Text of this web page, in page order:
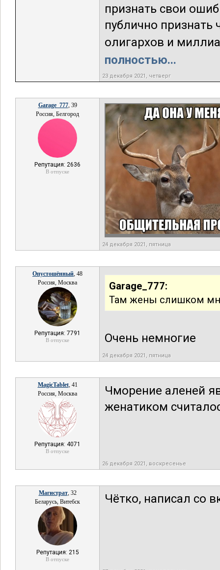
признать свои
публично признать
олигархов и
полностью...
23 декабря 2021, четверг
Garage_777, 39
Россия, Белгород
Репутация: 2636
В отпуске
24 декабря 2021, пятница
Опустошённый, 48
Россия, Москва
Репутация: 7791
В отпуске
Garage_777:
Там жены слишком
Очень немногие
24 декабря 2021, пятница
MagicTablet, 41
Россия, Москва
Репутация: 4071
В отпуске
Чморение аленей
женатиком
26 декабря 2021, воскресенье
Магистрат, 32
Беларусь, Витебск
Репутация: 215
В отпуске
Чётко, написал со